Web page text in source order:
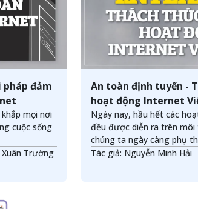
pháp đảm
mọi nơi
cuộc sống
Xuân Trường
An toàn định tuyến -
hoạt động Internet
Ngày nay, hầu hết các
đều được diễn ra trên
chúng ta ngày càng phụ
quản lý cuộc sống của
Tác giả: Nguyễn Minh Hải